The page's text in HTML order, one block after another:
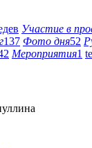
Участие в
137 Фото дня52
Мероприятия1